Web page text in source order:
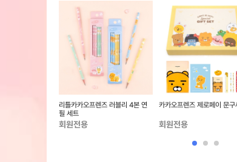
dongeecom@naver.com
소재지 경기도 고양시 덕양구 꽃마을로
리틀카카오프렌즈 러블리 4본 연
필 세트
회원전용
카카오프렌즈 제로페이 문
회원전용